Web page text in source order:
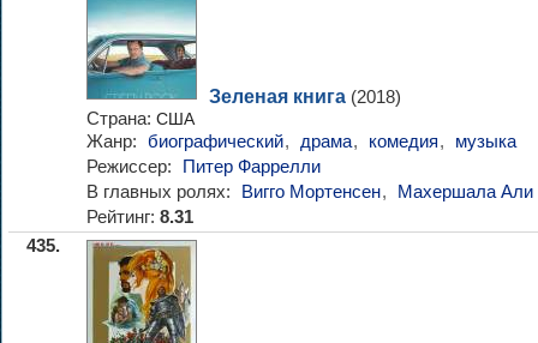
Зеленая книга (2018)
Страна: США
Жанр: биографический, драма, комедия,
музыка
Режиссер:
Питер Фаррелли
В главных ролях:
Вигго Мортенсен,
Махершала Али
Рейтинг: 8.31
435.